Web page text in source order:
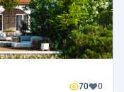
70 0